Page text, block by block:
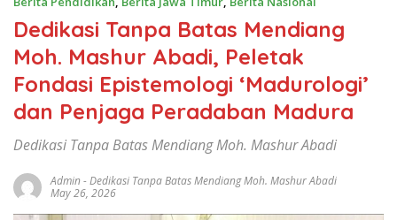
Dedikasi Tanpa Batas Mendiang
Moh. Mashur Abadi, Peletak
Fondasi Epistemologi ‘Madurologi’
dan Penjaga Peradaban Madura
Dedikasi Tanpa Batas Mendiang Moh. Mashur Abadi
Admin-Dedikasi Tanpa Batas Mendiang Moh. Mashur Abadi
May 26, 2026